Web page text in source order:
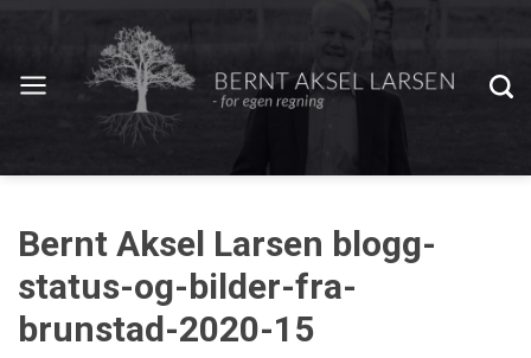
Bernt Aksel Larsen blogg-
status-og-bilder-fra-
brunstad-2020-15